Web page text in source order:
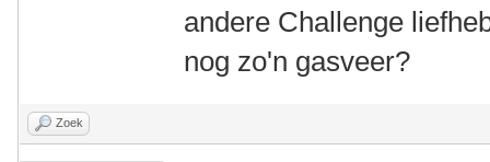
andere Challenge
nog zo'n gasveer?
Zoek